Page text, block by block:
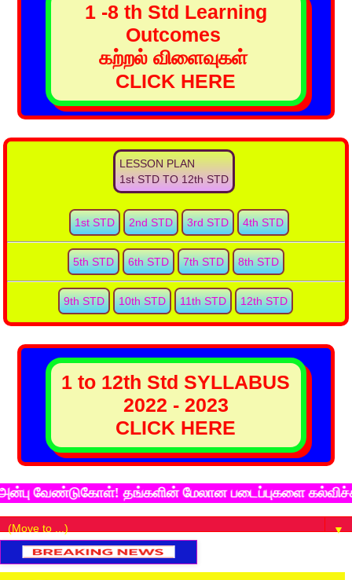
1 -8 th Std Learning
Outcomes
கற்றல் விளைவுகள்
CLICK HERE
LESSON PLAN
1st STD TO 12th STD
1st STD 2nd STD 3rd STD 4th STD
5th STD 6th STD 7th STD 8th STD
9th STD 10th STD 11th STD 12th STD
1 to 12th Std SYLLABUS
2022 - 2023
CLICK HERE
தங்களின் மேலான படைப்புகளை கல்விச்சுடர்
▼